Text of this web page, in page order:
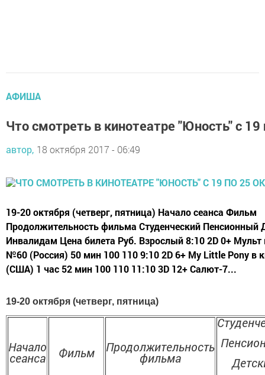
АФИША
Что смотреть в кинотеатре "Юность" с 19
автор, 18 октября 2017 - 06:49
19-20 октября (четверг, пятница) Начало сеанса Фильм
Продолжительность фильма Студенческий Пенсионный
Инвалидам Цена билета Руб. Взрослый 8:10 2D 0+ Мульт
№60 (Россия) 50 мин 100 110 9:10 2D 6+ My Little Pony в
(США) 1 час 52 мин 100 110 11:10 3D 12+ Салют-7...
19-20 октября (четверг, пятница)
Начало
сеанса Фильм Продолжительность
фильма